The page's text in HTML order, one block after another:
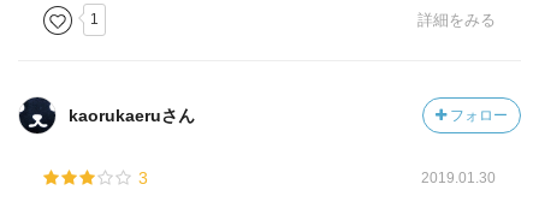
す。
亡した夫には3億円の死亡保険がかけられていて、車で夫と
一緒に海に転落して自分だけ助かった… というのは、非
で前科4犯となれば、色眼鏡で見てしまうということがある
1 詳細をみる
kaorukaeruさん フォロー
3 2019.01.30